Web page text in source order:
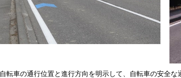
自転車の通行位置と進行方向を明示して、自転車の安全